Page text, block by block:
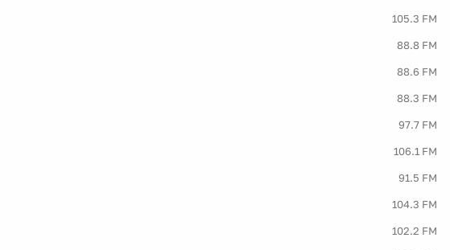
105.3 FM
88.8 FM
88.6 FM
88.3 FM
97.7 FM
106.1 FM
91.5 FM
104.3 FM
102.2 FM